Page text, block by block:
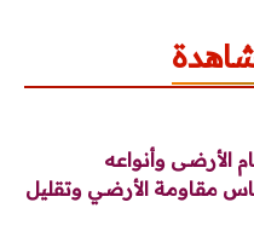
الأرضى وأنواعه
مقاومة الأرضي وتقليل